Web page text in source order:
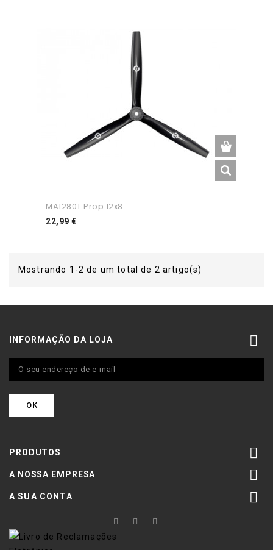
MA1280T Prop 12x8...
22,99 €Preço
Mostrando 1-2 de um total de 2 artigo(s)
INFORMAÇÃO DA LOJA 
PRODUTOS 
A NOSSA EMPRESA 
A SUA CONTA 